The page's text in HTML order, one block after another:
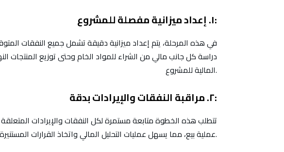
١. إعداد ميزانية مفصلة للمشروع:
في هذه المرحلة، يتم إعداد ميزانية دقيقة تشمل جميع النفقات
دراسة كل جانب مالي من الشراء للمواد الخام وحتى توزيع المنتجات
المالية للمشروع.
٢. مراقبة النفقات والإيرادات بدقة:
تتطلب هذه الخطوة متابعة مستمرة لكل النفقات والإيرادات
عملية بيع، مما يسهل عمليات التحليل المالي واتخاذ القرارات المستنيرة بناءً على البيانات المالية المحدثة.